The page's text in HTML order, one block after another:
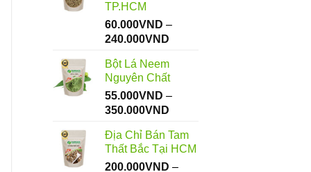
350.000VND
TP.HCM
60.000VND –
240.000VND
từ
60.000VND
đến
Bột Lá Neem
Nguyên Chất
55.000VND –
350.000VND
từ
55.000VND
đến
Địa Chỉ Bán Tam
Thất Bắc Tại HCM
200.000VND –